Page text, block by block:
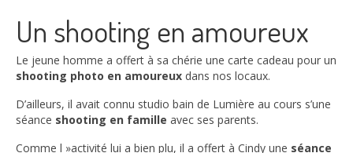
Un shooting en amoureux
Le jeune homme a offert à sa chérie une carte cadeau pour un
shooting photo en amoureux dans nos locaux.
D’ailleurs, il avait connu studio bain de Lumière au cours s’une
séance shooting en famille avec ses parents.
Comme l »activité lui a bien plu, il a offert à Cindy une séance